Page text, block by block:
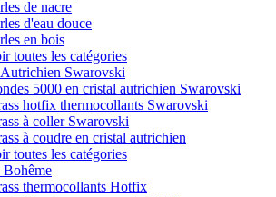
de nacre
d'eau douce
en bois
toutes les catégories
Swarovski
5000 en cristal autrichien Swarovski
hotfix thermocollants Swarovski
à coller Swarovski
à coudre en cristal autrichien
toutes les catégories
Bohême
thermocollants Hotfix